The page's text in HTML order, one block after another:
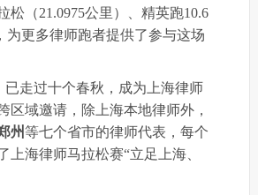
（21.0975公里）、精英跑10.6
，为更多律师跑者提供了参与这场
已走过十个春秋，成为上海律师
域邀请，除上海本地律师外，
州 等七个省市的律师代表，每个
海律师马拉松赛“立足上海、